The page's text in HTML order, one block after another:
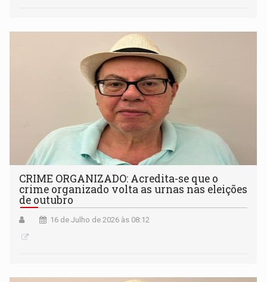
CRIME ORGANIZADO: Acredita-se que o
crime organizado volta as urnas nas eleições
de outubro
16 de Julho de 2026 às 08:12